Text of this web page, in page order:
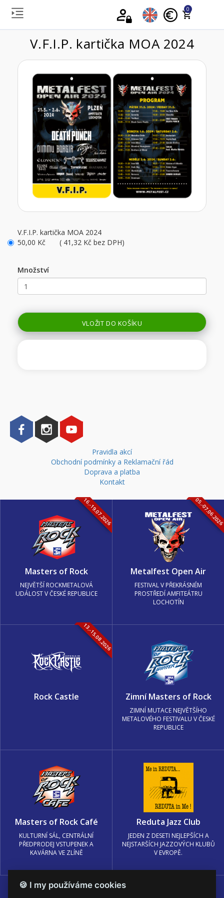
0
V.F.I.P. kartička MOA 2024
V.F.I.P. kartička MOA 2024
50,00 Kč ( 41,32 Kč bez DPH)
Množství
VLOŽIT DO KOŠÍKU
Pravidla akcí
Obchodní podmínky a Reklamační řád
Doprava a platba
Kontakt
16.-19.07.2026
Masters of Rock
NEJVĚTŠÍ ROCKMETALOVÁ
UDÁLOST V ČESKÉ REPUBLICE
05.-
Metalfest Open Air
FESTIVAL V PŘEKRÁSNÉM
PROSTŘEDÍ AMFITEÁTRU
LOCHOTÍN
13.-15.08.2026
Rock Castle Zimní Masters of Rock
ZIMNÍ MUTACE NEJVĚTŠÍHO
METALOVÉHO FESTIVALU V ČESKÉ
REPUBLICE
Masters of Rock Café
KULTURNÍ SÁL, CENTRÁLNÍ
PŘEDPRODEJ VSTUPENEK A
KAVÁRNA VE ZLÍNĚ
Reduta Jazz Club
JEDEN Z DESETI NEJLEPŠÍCH A
NEJSTARŠÍCH JAZZOVÝCH KLUBŮ
V EVROPĚ.
🍪 I my používáme cookies